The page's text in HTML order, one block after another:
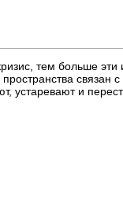
тем больше эти
связан
устаревают и